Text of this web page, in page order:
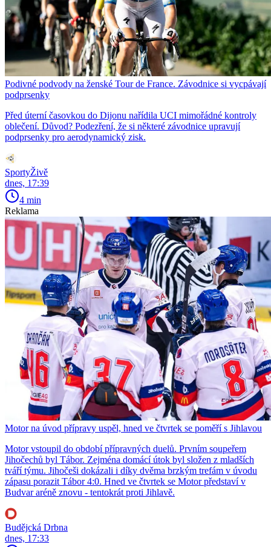
Podivné podvody na ženské Tour de France. Závodnice si vycpávají
podprsenky
Před úterní časovkou do Dijonu nařídila UCI mimořádné kontroly
oblečení. Důvod? Podezření, že si některé závodnice upravují
podprsenky pro aerodynamický zisk.
SportyŽivě
dnes, 17:39
4 min
Reklama
Motor na úvod přípravy uspěl, hned ve čtvrtek se poměří s Jihlavou
Motor vstoupil do období přípravných duelů. Prvním soupeřem
Jihočechů byl Tábor. Zejména domácí útok byl složen z mladších
tváří týmu. Jihočeši dokázali i díky dvěma brzkým trefám v úvodu
zápasu porazit Tábor 4:0. Hned ve čtvrtek se Motor představí v
Budvar aréně znovu - tentokrát proti Jihlavě.
Budějcká Drbna
dnes, 17:33